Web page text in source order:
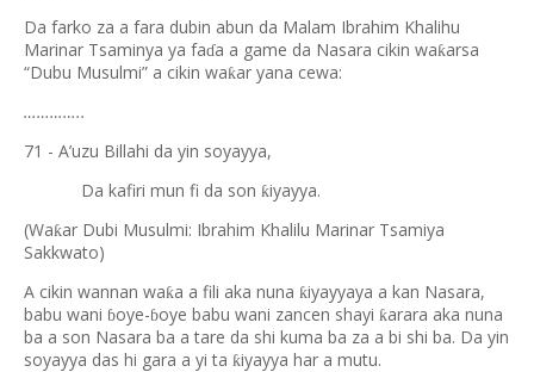
Da farko za a fara dubin abun da Malam Ibrahim Khalihu
Marinar Tsaminya ya faɗa a game da Nasara cikin waƙarsa
“Dubu Musulmi” a cikin waƙar yana cewa:
…………..
71 - A’uzu Billahi da yin soyayya,
Da kafiri mun fi da son ƙiyayya.
(Waƙar Dubi Musulmi: Ibrahim Khalilu Marinar Tsamiya
Sakkwato)
A cikin wannan waƙa a fili aka nuna ƙiyayyaya a kan Nasara,
babu wani ɓoye-ɓoye babu wani zancen shayi ƙarara aka nuna
ba a son Nasara ba a tare da shi kuma ba za a bi shi ba. Da yin
soyayya das hi gara a yi ta ƙiyayya har a mutu.